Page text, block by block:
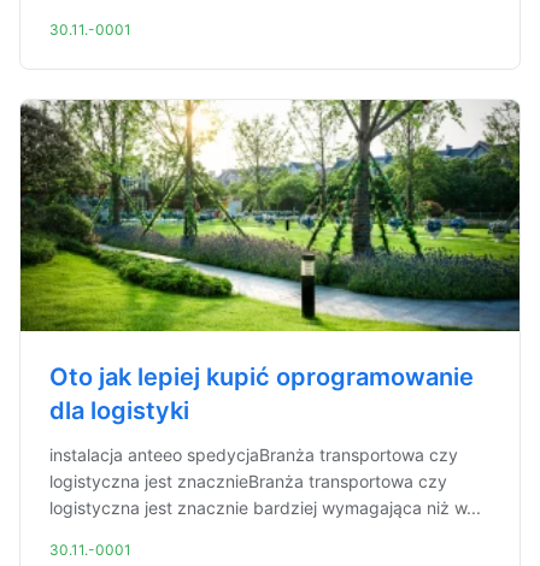
30.11.-0001
Oto jak lepiej kupić oprogramowanie
dla logistyki
instalacja anteeo spedycjaBranża transportowa czy
logistyczna jest znacznieBranża transportowa czy
logistyczna jest znacznie bardziej wymagająca niż w...
30.11.-0001